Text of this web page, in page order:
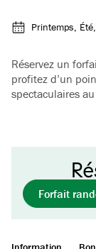
Printemps,
Réservez un
profitez d’un
spectaculaires
Forfait